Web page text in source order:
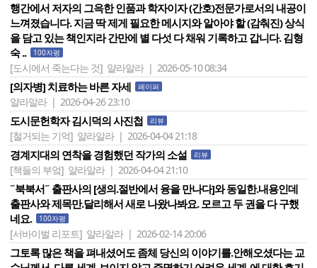
행간에서 저자의 그윽한 인품과 학자이자 (간호)전문가로서의 내공이
느껴졌습니다. 지금 딱 제게 필요한 메시지와 알아야 할 (감춰진) 상식
을 담고 있는 책인지라 간만에 별 다섯 다 채워 기록하고 갑니다. 김형
숙 ..
100자평
[도시에서 죽는다는 것] 얄라알라 | 2026-05-10 08:34
[의자병] 치료하는 바른 자세 페이퍼
얄라알라 | 2026-04-26 23:10
도시문헌학자 김시덕의 사진첩 리뷰
[철거되는 기억] 얄라알라 | 2026-04-04 21:18
경계지대의 연착을 경험했던 작가의 소설 리뷰
[책들의 부엌] 얄라알라 | 2026-04-04 21:10
˝북북서˝ 출판사의 [생의.절반에서 융을 만나다]와 동일한.내용인데
출판사와 제목만.달리해서 새로 나왔나봐요. 모르고 두 권을 다 구했
네요.
100자평
[서바이벌 리포트] 얄라알라 | 2026-02-14 20:06
그토록 많은 책을 펴내셨어도 좀체 당신의 이야기를.안해오셨다는 교